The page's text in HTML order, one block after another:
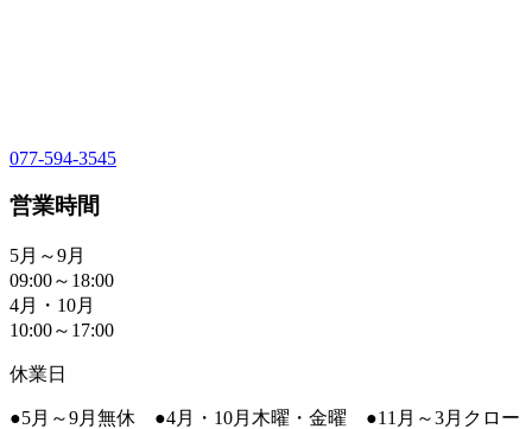
077-594-3545
営業時間
5月～9月
09:00～18:00
4月・10月
10:00～17:00
休業日
●5月～9月無休 ●4月・10月木曜・金曜 ●11月～3月クロー